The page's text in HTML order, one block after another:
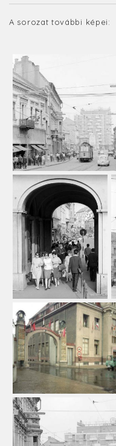
A sorozat további képei: